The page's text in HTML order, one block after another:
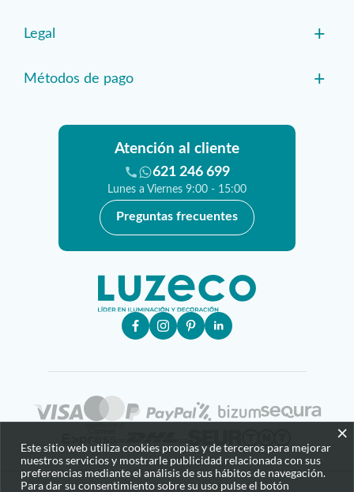
Legal +
Métodos de pago +
Atención al cliente
621 246 699
Lunes a Viernes 9:00 - 15:00
Preguntas frecuentes
×
Este sitio web utiliza cookies propias y de terceros para mejorar
nuestros servicios y mostrarle publicidad relacionada con sus
preferencias mediante el análisis de sus hábitos de navegación.
Para dar su consentimiento sobre su uso pulse el botón